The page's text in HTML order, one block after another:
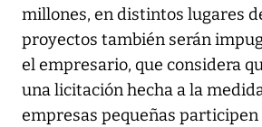
millones, en distintos lugares
proyectos también serán
el empresario, que considera
una licitación hecha a la
empresas pequeñas participen